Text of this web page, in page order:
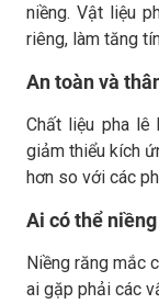
niềng. Vật liệu
riêng, làm tăng
An toàn và
Chất liệu pha lê
giảm thiểu kích
hơn so với các
Ai có thể
Niềng răng mắc
ai gặp phải các